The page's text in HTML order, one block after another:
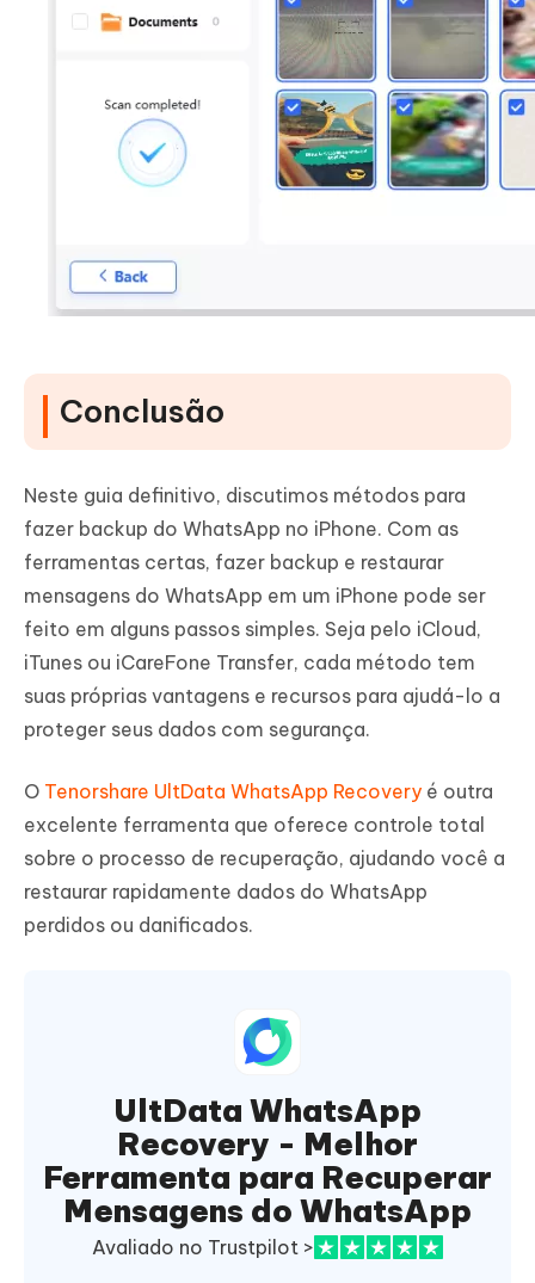
Conclusão
Neste guia definitivo, discutimos métodos para
fazer backup do WhatsApp no iPhone. Com as
ferramentas certas, fazer backup e restaurar
mensagens do WhatsApp em um iPhone pode ser
feito em alguns passos simples. Seja pelo iCloud,
iTunes ou iCareFone Transfer, cada método tem
suas próprias vantagens e recursos para ajudá-lo a
proteger seus dados com segurança.
O Tenorshare UltData WhatsApp Recovery é outra
excelente ferramenta que oferece controle total
sobre o processo de recuperação, ajudando você a
restaurar rapidamente dados do WhatsApp
perdidos ou danificados.
UltData WhatsApp
Recovery - Melhor
Ferramenta para Recuperar
Mensagens do WhatsApp
Avaliado no Trustpilot >